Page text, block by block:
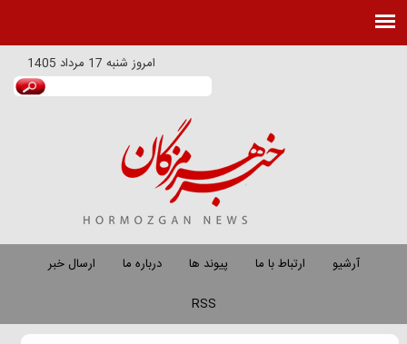
امروز شنبه 17 مرداد 1405
آرشیو ارتباط با ما پیوند ها درباره ما
ارسال خبر
RSS